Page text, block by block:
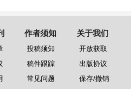
作者须知
投稿须知
稿件跟踪
常见问题
关于我们
开放获取
出版协议
保存/撤销